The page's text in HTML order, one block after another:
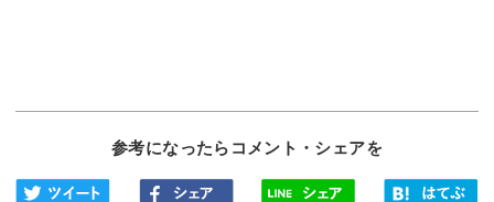
参考になったらコメント・シェアを